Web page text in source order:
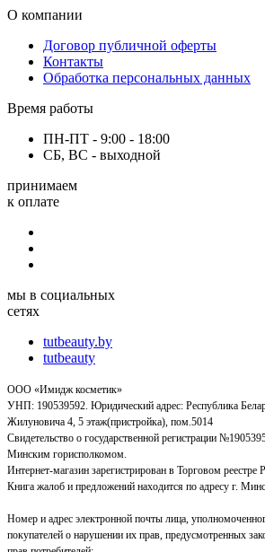
О компании
Договор публичной оферты
Контакты
Обработка персональных данных
Время работы
ПН-ПТ - 9:00 - 18:00
СБ, ВС - выходной
принимаем
к оплате
мы в социальных
сетях
tutbeauty.by
tutbeauty
ООО «Имидж косметик»
УНП: 190539592. Юридический адрес: Республика
Жилуновича 4, 5 этаж(пристройка), пом.5014
Свидетельство о государственной регистрации
Минским горисполкомом.
Интернет-магазин зарегистрирован в Торговом
Книга жалоб и предложений находится по адресу г.
Номер и адрес электронной почты лица,
покупателей о нарушении их прав, предусмотренных